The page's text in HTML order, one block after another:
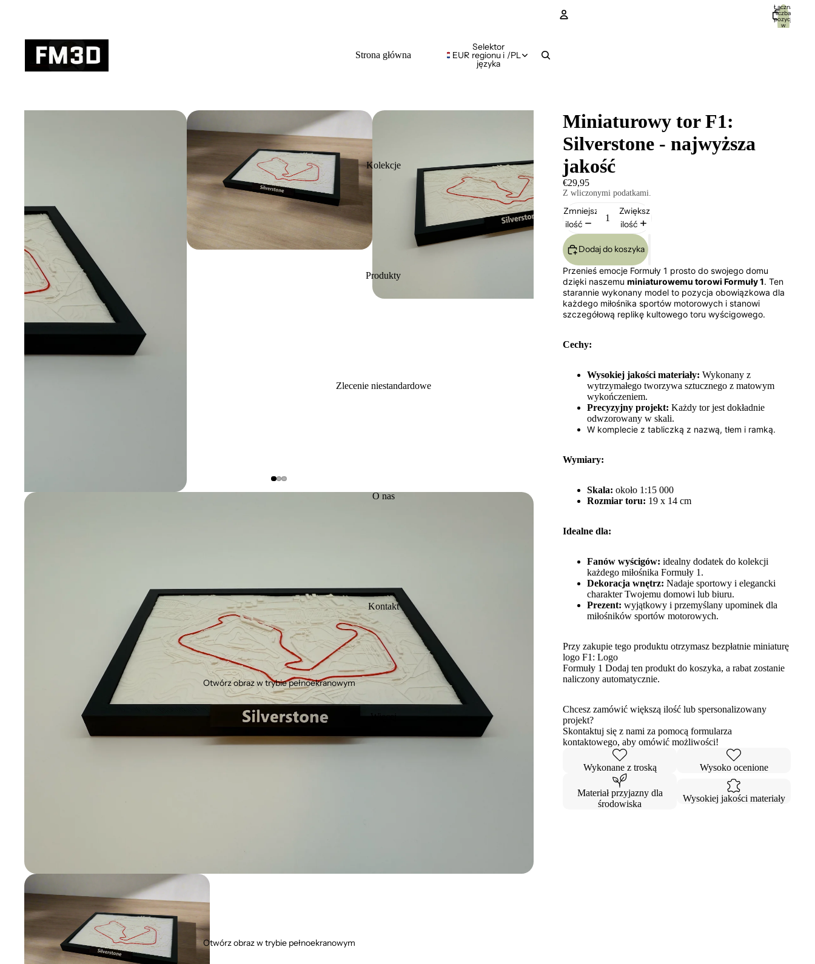
Strona główna
Kolekcje
Produkty
Zlecenie niestandardowe
O nas
Kontakt
EUR
Selektor
regionu i
języka
/PL
Łączna
liczba
pozycji
w
Otwórz obraz w trybie pełnoekranowym
Otwórz obraz w trybie pełnoekranowym
Miniaturowy tor F1:
Silverstone - najwyższa
jakość
€29,95
Z wliczonymi podatkami.
Zmniejsz
ilość
Zwiększ
ilość
Dodaj do koszyka
Przenieś emocje Formuły 1 prosto do swojego domu
dzięki naszemu miniaturowemu torowi Formuły 1. Ten
starannie wykonany model to pozycja obowiązkowa dla
każdego miłośnika sportów motorowych i stanowi
szczegółową replikę kultowego toru wyścigowego.
Cechy:
Wysokiej jakości materiały: Wykonany z
wytrzymałego tworzywa sztucznego z matowym
wykończeniem.
Precyzyjny projekt: Każdy tor jest dokładnie
odwzorowany w skali.
W komplecie z tabliczką z nazwą, tłem i ramką.
Wymiary:
Skala: około 1:15 000
Rozmiar toru: 19 x 14 cm
Idealne dla:
Fanów wyścigów: idealny dodatek do kolekcji
każdego miłośnika Formuły 1.
Dekoracja wnętrz: Nadaje sportowy i elegancki
charakter Twojemu domowi lub biuru.
Prezent: wyjątkowy i przemyślany upominek dla
miłośników sportów motorowych.
Przy zakupie tego produktu otrzymasz bezpłatnie miniaturę
logo F1: Logo
Formuły 1 Dodaj ten produkt do koszyka, a rabat zostanie
naliczony automatycznie.
Chcesz zamówić większą ilość lub spersonalizowany
projekt?
Skontaktuj się z nami za pomocą formularza
kontaktowego, aby omówić możliwości!
Wykonane z troską Wysoko ocenione
Materiał przyjazny dla
środowiska
Wysokiej jakości materiały